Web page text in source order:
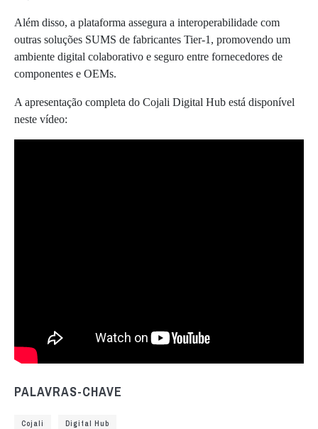
Além disso, a plataforma assegura a interoperabilidade com
outras soluções SUMS de fabricantes Tier-1, promovendo um
ambiente digital colaborativo e seguro entre fornecedores de
componentes e OEMs.
A apresentação completa do Cojali Digital Hub está disponível
neste vídeo:
PALAVRAS-CHAVE
Cojali Digital Hub